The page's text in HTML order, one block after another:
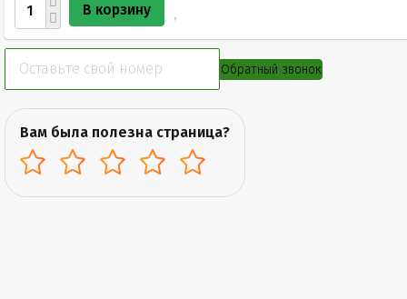
В корзину
Обратный звонок
Вам была полезна страница?